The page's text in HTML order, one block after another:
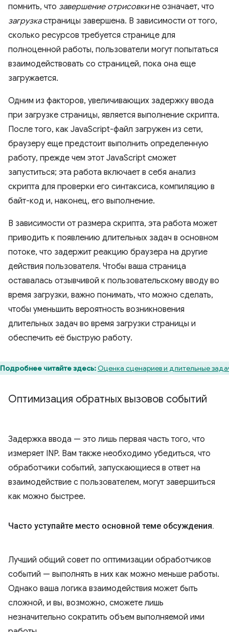
помнить, что завершение отрисовкине означает, что
загрузкастраницы завершена. В зависимости от того,
сколько ресурсов требуется странице для
полноценной работы, пользователи могут попытаться
взаимодействовать со страницей, пока она еще
загружается.
Одним из факторов, увеличивающих задержку ввода
при загрузке страницы, является выполнение скрипта.
После того, как JavaScript-файл загружен из сети,
браузеру еще предстоит выполнить определенную
работу, прежде чем этот JavaScript сможет
запуститься; эта работа включает в себя анализ
скрипта для проверки его синтаксиса, компиляцию в
байт-код и, наконец, его выполнение.
В зависимости от размера скрипта, эта работа может
приводить к появлению длительных задач в основном
потоке, что задержит реакцию браузера на другие
действия пользователя. Чтобы ваша страница
оставалась отзывчивой к пользовательскому вводу во
время загрузки, важно понимать, что можно сделать,
чтобы уменьшить вероятность возникновения
длительных задач во время загрузки страницы и
обеспечить её быструю работу.
Подробнее читайте здесь:Оценка сценариев и длительные
Оптимизация обратных вызовов событий
Задержка ввода — это лишь первая часть того, что
измеряет INP. Вам также необходимо убедиться, что
обработчики событий, запускающиеся в ответ на
взаимодействие с пользователем, могут завершиться
как можно быстрее.
Часто уступайте место основной теме обсуждения.
Лучший общий совет по оптимизации обработчиков
событий — выполнять в них как можно меньше работы.
Однако ваша логика взаимодействия может быть
сложной, и вы, возможно, сможете лишь
незначительно сократить объем выполняемой ими